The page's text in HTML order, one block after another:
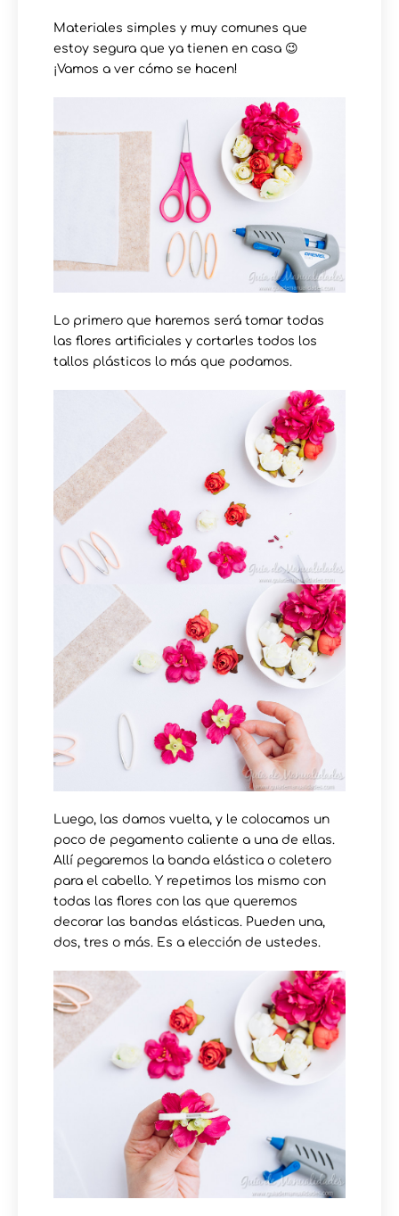
Materiales simples y muy comunes que
estoy segura que ya tienen en casa 😉
¡Vamos a ver cómo se hacen!
Lo primero que haremos será tomar todas
las flores artificiales y cortarles todos los
tallos plásticos lo más que podamos.
Luego, las damos vuelta, y le colocamos un
poco de pegamento caliente a una de ellas.
Allí pegaremos la banda elástica o coletero
para el cabello. Y repetimos los mismo con
todas las flores con las que queremos
decorar las bandas elásticas. Pueden una,
dos, tres o más. Es a elección de ustedes.